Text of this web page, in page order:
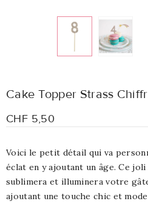
Cake Topper Strass
CHF 5,50
Voici le petit détail qui va
éclat en y ajoutant un âge. Ce
sublimera et illuminera votre
ajoutant une touche chic et